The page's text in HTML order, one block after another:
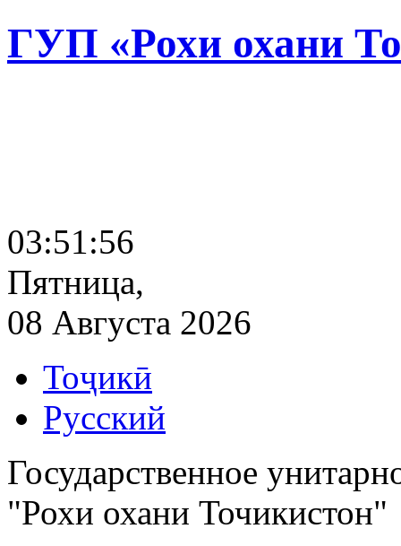
ГУП «Рохи охани
03:51:57
Пятница,
08 Августа 2026
Тоҷикӣ
Русский
Государственное
"Рохи охани Точикистон"